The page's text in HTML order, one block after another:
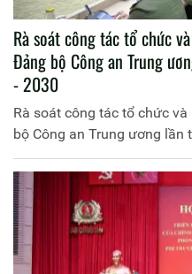
Rà soát công tác tổ chức
Đảng bộ Công an Trung
- 2030
Rà soát công tác tổ chức
bộ Công an Trung ương lần